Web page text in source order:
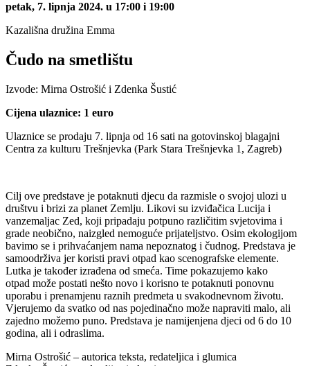
petak, 7. lipnja 2024. u 17:00 i 19:00
Kazališna družina Emma
Čudo na smetlištu
Izvode: Mirna Ostrošić i Zdenka Šustić
Cijena ulaznice: 1 euro
Ulaznice se prodaju 7. lipnja od 16 sati na gotovinskoj blagajni
Centra za kulturu Trešnjevka (Park Stara Trešnjevka 1, Zagreb)
Cilj ove predstave je potaknuti djecu da razmisle o svojoj ulozi u
društvu i brizi za planet Zemlju. Likovi su izviđačica Lucija i
vanzemaljac Zed, koji pripadaju potpuno različitim svjetovima i
grade neobično, naizgled nemoguće prijateljstvo. Osim ekologijom
bavimo se i prihvaćanjem nama nepoznatog i čudnog. Predstava je
samoodrživa jer koristi pravi otpad kao scenografske elemente.
Lutka je također izrađena od smeća. Time pokazujemo kako
otpad može postati nešto novo i korisno te potaknuti ponovnu
uporabu i prenamjenu raznih predmeta u svakodnevnom životu.
Vjerujemo da svatko od nas pojedinačno može napraviti malo, ali
zajedno možemo puno. Predstava je namijenjena djeci od 6 do 10
godina, ali i odraslima.
Mirna Ostrošić – autorica teksta, redateljica i glumica